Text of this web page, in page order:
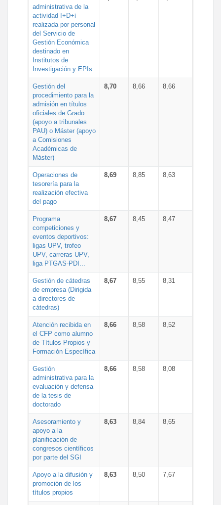
administrativa de la
actividad I+D+i
realizada por personal
del Servicio de
Gestión Económica
destinado en
Institutos de
Investigación y EPIs
Gestión del
procedimiento para la
admisión en títulos
oficiales de Grado
(apoyo a tribunales
PAU) o Máster (apoyo
a Comisiones
Académicas de
Máster)
8,70 8,66 8,66
Operaciones de
tesorería para la
realización efectiva
del pago
8,69 8,85 8,63
Programa
competiciones y
eventos deportivos:
ligas UPV, trofeo
UPV, carreras UPV,
liga PTGAS-PDI...
8,67 8,45 8,47
Gestión de cátedras
de empresa (Dirigida
a directores de
cátedras)
8,67 8,55 8,31
Atención recibida en
el CFP como alumno
de Títulos Propios y
Formación Específica
8,66 8,58 8,52
Gestión
administrativa para la
evaluación y defensa
de la tesis de
doctorado
8,66 8,58 8,08
Asesoramiento y
apoyo a la
planificación de
congresos científicos
por parte del SGI
8,63 8,84 8,65
Apoyo a la difusión y
promoción de los
títulos propios
8,63 8,50 7,67